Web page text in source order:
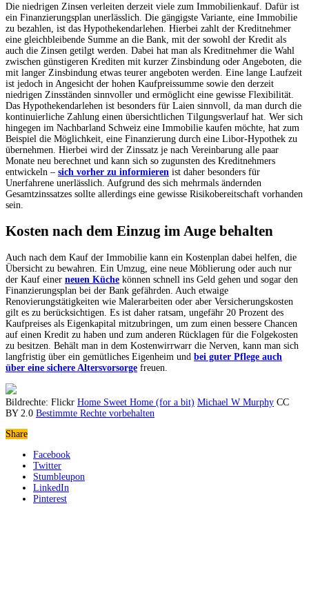
Die niedrigen Zinsen verleiten derzeit viele zum Immobilienkauf. Dafür ist
ein Finanzierungsplan unerlässlich. Die gängigste Variante, eine Immobilie
zu bezahlen, ist das Hypothekendarlehen. Hierbei zahlt der Kreditnehmer
eine gleichbleibende Summe an die Bank, mit der sowohl der Kredit als
auch die Zinsen getilgt werden. Dabei hat man als Kreditnehmer die Wahl
zwischen günstigeren Krediten mit kurzer Zinsbindung oder Angeboten, die
mit langer Zinsbindung etwas teurer angeboten werden. Eine lange Laufzeit
ist jedoch in Angesicht der hohen Kaufpreissumme sowie den derzeit
niedrigen Zinsständen sinnvoller und ermöglicht eine gewisse Flexibilität.
Das Hypothekendarlehen ist besonders für Laien sinnvoll, da man durch die
kontinuierliche Zahlung einen übersichtlichen Tilgungsverlauf hat. Wer sich
hingegen im Nachbarland Schweiz eine Immobilie kaufen möchte, hat zum
Beispiel die Möglichkeit, eine Finanzierung durch eine Libor-Hypothek zu
übernehmen. Hierbei wird der Zinssatz je nach Vereinbarung alle paar
Monate neu berechnet und kann sich so zugunsten des Kreditnehmers
entwickeln – sich vorher zu informieren ist daher besonders für
Unerfahrene unerlässlich. Aufgrund des sich mehrmals ändernden
Gesamtzinssatzes sollte allerdings eine gewisse Risikobereitschaft vorhanden
sein.
Kosten nach dem Einzug im Auge behalten
Auch nach dem Kauf der Immobilie kann ein Kostenplan dabei helfen, die
Übersicht zu bewahren. Ein Umzug, eine neue Möblierung oder auch nur
der Kauf einer neuen Küche können schnell ins Geld gehen und sogar den
Finanzierungsplan bei der Bank gefährden. Auch etwaige
Renovierungstätigkeiten wie Malerarbeiten oder aber Versicherungskosten
gilt es zu berücksichtigen. Es ist daher ratsam, ungefähr 20 Prozent des
Kaufpreises als Eigenkapital mitzubringen, um zum einen bessere Chancen
auf einen Kredit zu haben und zum anderen Rücklagen für die Folgekosten
zu besitzen. Behält man in dem Kostenwirrwarr die Nerven, kann man sich
langfristig über ein gemütliches Eigenheim und bei guter Pflege auch
über eine sichere Altersvorsorge freuen.
Bildrechte: Flickr Home Sweet Home (for a bit) Michael W Murphy CC
BY 2.0 Bestimmte Rechte vorbehalten
Share
Facebook
Twitter
Stumbleupon
LinkedIn
Pinterest